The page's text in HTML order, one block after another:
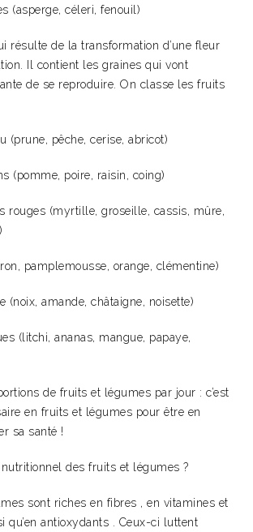
(asperge, céleri, fenouil)
résulte de la transformation d’une fleur
Il contient les graines qui vont
de se reproduire. On classe les fruits
(prune, pêche, cerise, abricot)
(pomme, poire, raisin, coing)
rouges (myrtille, groseille, cassis, mûre,
pamplemousse, orange, clémentine)
(noix, amande, châtaigne, noisette)
(litchi, ananas, mangue, papaye,
de fruits et légumes par jour : c’est
en fruits et légumes pour être en
sa santé !
nutritionnel des fruits et légumes ?
sont riches en fibres , en vitamines et
qu’en antioxydants . Ceux-ci luttent